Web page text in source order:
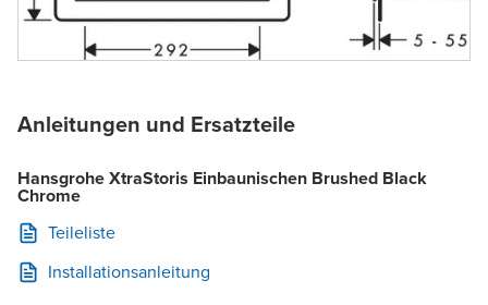
Anleitungen und Ersatzteile
Hansgrohe XtraStoris Einbaunischen Brushed Black
Chrome
Teileliste
Installationsanleitung